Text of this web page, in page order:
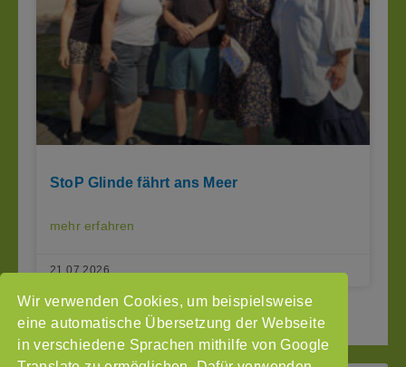
StoP Glinde fährt ans Meer
mehr erfahren
21.07.2026
« Seite zurück 1 2 Seite vor »
Wir verwenden Cookies, um beispielsweise
eine automatische Übersetzung der Webseite
in verschiedene Sprachen mithilfe von Google